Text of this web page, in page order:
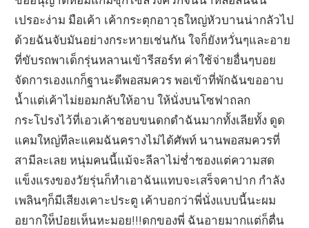
เปรอะง่าม มือเค้า เค้ากระตุกอาวุธใหญ่หัวบานน่ากลัวไป
ด้วยฉันจับมันอย่างกระหายเช่นกัน ใจก็ยังหวั่นๆและอาย
ที่ขับรถพาเด็กรุ่นหลานเข้ารีสอร์ท ค่าใช้จ่ายอื่นๆบอย
จัดการเองแกก็ฐานะดีพอสมควร พอเข้าที่พักฉันขออาบ
น้ำแต่เค้าไม่ยอมกลับให้อาบ ให้นั่งบนโซฟาถลก
กระโปรงไว้ที่เอวเค้าชอบขนดกดำฉันมากทั้งเลียทั้ง ดูด
แคมใหญ่ทีละแคมฉันครางไม่ได้ศัพท์ นานพอสมควรที่
สามีละเลย หนุ่มคนนี้แม้จะลีลาไม่ช่ำชองแต่ความสด
แข็งแรงของวัยรุ่นก็ทำเอาฉันแทบจะเสร็จคาปาก กำลัง
เพลินๆก็มีเสียงเคาะประตู เค้าบอกว่าพี่นั่งแบบนี้นะผม
อยากให็บ๋อยเห็นหะมอย!!!ดกของพี่ ฉันอายมากแต่ก็ตื่น